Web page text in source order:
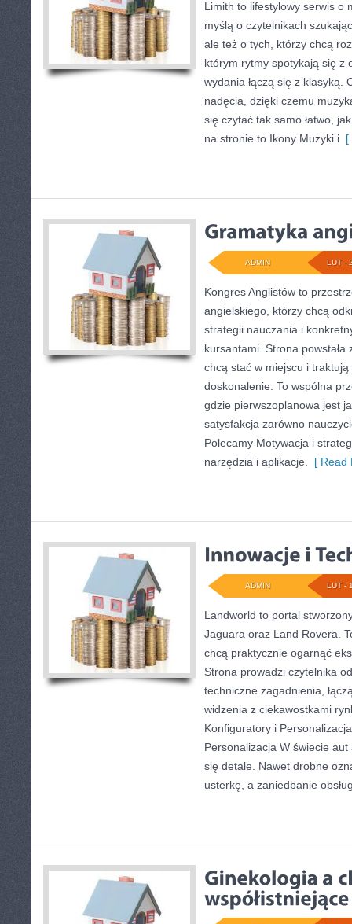
Limith to lifestylowy serwis o
myślą o czytelnikach
ale też o tych, którzy chcą
którym rytmy spotykają się z
wydania łączą się z klasyką.
nadęcia, dzięki czemu
się czytać tak samo łatwo,
na stronie to Ikony Muzyki i [
LUT -
ADMIN
Kongres Anglistów to
angielskiego, którzy chcą
strategii nauczania i
kursantami. Strona
chcą stać w miejscu i traktują
doskonalenie. To wspólna
gdzie pierwszoplanowa jest
satysfakcja zarówno
Polecamy Motywacja i
narzędzia i aplikacje.
[ Read
LUT -
ADMIN
Landworld to portal
Jaguara oraz Land Rovera.
chcą praktycznie ogarnąć
Strona prowadzi czytelnika
techniczne zagadnienia,
widzenia z ciekawostkami
Konfiguratory i
Personalizacja W świecie
się detale. Nawet drobne
usterkę, a zaniedbanie